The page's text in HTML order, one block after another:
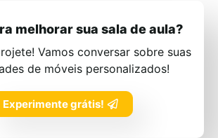
melhorar sua sala de aula?
Vamos conversar sobre suas
de móveis personalizados!
Experimente grátis!